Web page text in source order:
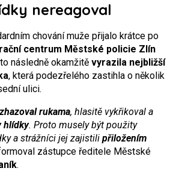
nereagoval
chování muže přijalo krátce po
centrum Městské policie Zlín
následně okamžitě vyrazila nejbližší
, která podezřelého zastihla o několik
ulici.
rukama, hlasitě vykřikoval a
hlídky. Proto musely být použity
a strážníci jej zajistili přiložením
zástupce ředitele Městské
.